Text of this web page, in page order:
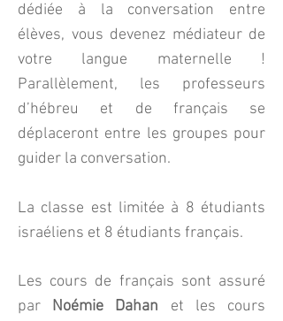
dédiée à la conversation entre
élèves, vous devenez médiateur de
votre langue maternelle !
Parallèlement, les professeurs
d’hébreu et de français se
déplaceront entre les groupes pour
guider la conversation.
La classe est limitée à 8 étudiants
israéliens et 8 étudiants français.
Les cours de français sont assuré
par Noémie Dahan et les cours